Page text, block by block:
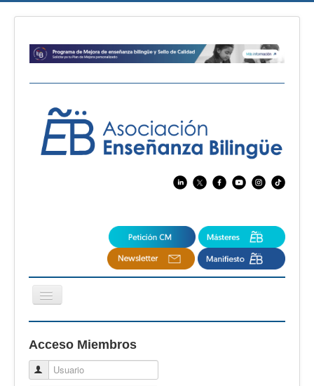
Cambiar
navegación
CertAcleB
Profesores Visitantes
Acceso Miembros
Usuario